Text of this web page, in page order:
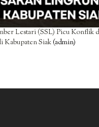
Lestari (SSL) Picu Konflik
Kabupaten Siak(admin)